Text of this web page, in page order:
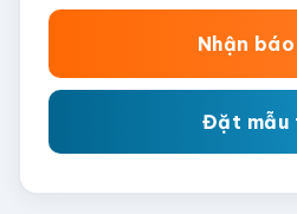
Nhận
Đặt mẫu